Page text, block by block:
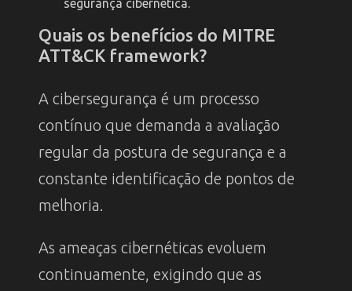
segurança cibernética.
Quais os benefícios do MITRE
ATT&CK framework?
A cibersegurança é um processo
contínuo que demanda a avaliação
regular da postura de segurança e a
constante identificação de pontos de
melhoria.
As ameaças cibernéticas evoluem
continuamente, exigindo que as